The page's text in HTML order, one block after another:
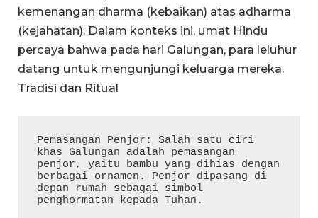
kemenangan dharma (kebaikan) atas adharma
(kejahatan). Dalam konteks ini, umat Hindu
percaya bahwa pada hari Galungan, para leluhur
datang untuk mengunjungi keluarga mereka.
Tradisi dan Ritual
Pemasangan Penjor: Salah satu ciri
khas Galungan adalah pemasangan
penjor, yaitu bambu yang dihias dengan
berbagai ornamen. Penjor dipasang di
depan rumah sebagai simbol
penghormatan kepada Tuhan.